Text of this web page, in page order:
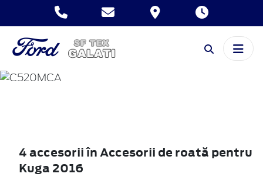
KUGA
4 accesorii în Accesorii de roată pentru
Kuga 2016